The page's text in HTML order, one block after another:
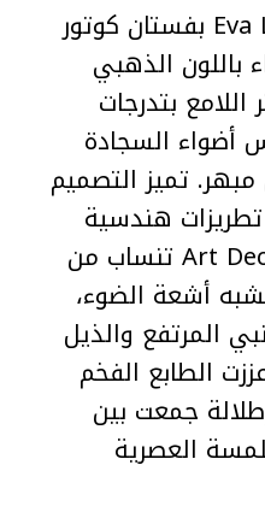
تألقت Eva Longoria 2026 بفستان كوتور
الذهبي
بتدرجات
أضواء السجادة
تميز التصميم
هندسية
مستوحاة من فن الـ Art Deco تنساب من
أشعة الضوء،
المرتفع والذيل
الطابع الفخم
جمعت بين
العصرية